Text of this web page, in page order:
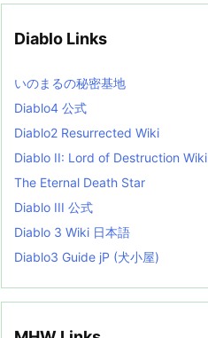
e
i
s
t
Diablo Links
いのまるの秘密基地
Diablo4 公式
Diablo2 Resurrected Wiki
Diablo II: Lord of Destruction Wiki
The Eternal Death Star
Diablo III 公式
Diablo 3 Wiki 日本語
Diablo3 Guide jP (犬小屋)